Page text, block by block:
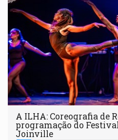
A ILHA: Coreografia de
programação do
Joinville